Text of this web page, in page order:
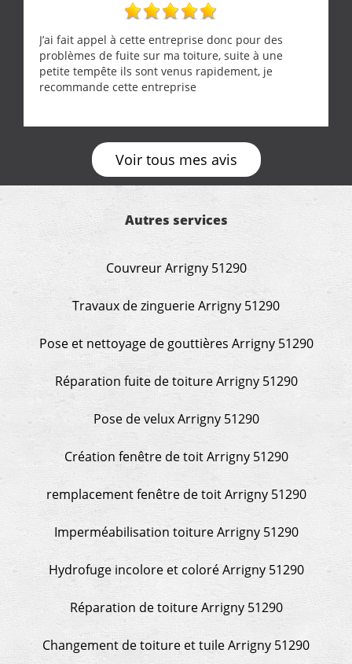
J’ai fait appel à cette entreprise donc pour des
problèmes de fuite sur ma toiture, suite à une
petite tempête ils sont venus rapidement, je
recommande cette entreprise
Voir tous mes avis
Autres services
Couvreur Arrigny 51290
Travaux de zinguerie Arrigny 51290
Pose et nettoyage de gouttières Arrigny 51290
Réparation fuite de toiture Arrigny 51290
Pose de velux Arrigny 51290
Création fenêtre de toit Arrigny 51290
remplacement fenêtre de toit Arrigny 51290
Imperméabilisation toiture Arrigny 51290
Hydrofuge incolore et coloré Arrigny 51290
Réparation de toiture Arrigny 51290
Changement de toiture et tuile Arrigny 51290